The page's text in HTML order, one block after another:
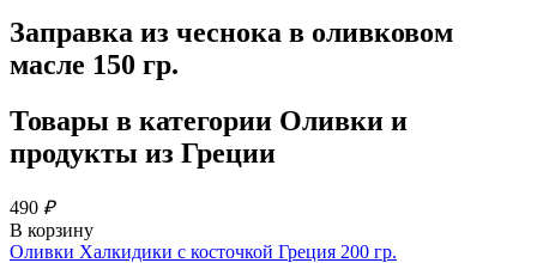
Заправка из чеснока в оливковом
масле 150 гр.
Товары в категории Оливки и
продукты из Греции
490 ₽
В корзину
Оливки Халкидики с косточкой Греция 200 гр.